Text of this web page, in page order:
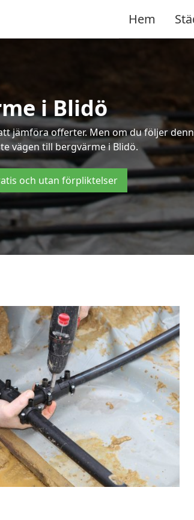
Hem
i Blidö
jämföra offerter. Men om du följer
vägen till bergvärme i Blidö.
och utan förpliktelser